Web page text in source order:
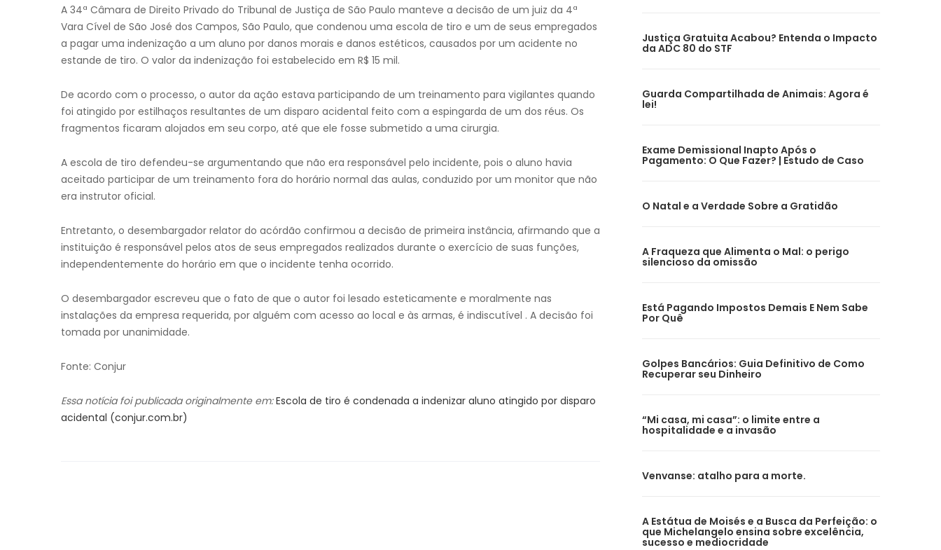
A 34ª Câmara de Direito Privado do Tribunal de Justiça de São Paulo manteve a decisão de um juiz da 4ª
Vara Cível de São José dos Campos, São Paulo, que condenou uma escola de tiro e um de seus empregados
a pagar uma indenização a um aluno por danos morais e danos estéticos, causados por um acidente no
estande de tiro. O valor da indenização foi estabelecido em R$ 15 mil.
De acordo com o processo, o autor da ação estava participando de um treinamento para vigilantes quando
foi atingido por estilhaços resultantes de um disparo acidental feito com a espingarda de um dos réus. Os
fragmentos ficaram alojados em seu corpo, até que ele fosse submetido a uma cirurgia.
A escola de tiro defendeu-se argumentando que não era responsável pelo incidente, pois o aluno havia
aceitado participar de um treinamento fora do horário normal das aulas, conduzido por um monitor que não
era instrutor oficial.
Entretanto, o desembargador relator do acórdão confirmou a decisão de primeira instância, afirmando que a
instituição é responsável pelos atos de seus empregados realizados durante o exercício de suas funções,
independentemente do horário em que o incidente tenha ocorrido.
O desembargador escreveu que o fato de que o autor foi lesado esteticamente e moralmente nas
instalações da empresa requerida, por alguém com acesso ao local e às armas, é indiscutível . A decisão foi
tomada por unanimidade.
Fonte: Conjur
Essa notícia foi publicada originalmente em: Escola de tiro é condenada a indenizar aluno atingido por disparo
acidental (conjur.com.br)
Justiça Gratuita Acabou? Entenda o Impacto
da ADC 80 do STF
Guarda Compartilhada de Animais: Agora é
lei!
Exame Demissional Inapto Após o
Pagamento: O Que Fazer? | Estudo de Caso
O Natal e a Verdade Sobre a Gratidão
A Fraqueza que Alimenta o Mal: o perigo
silencioso da omissão
Está Pagando Impostos Demais E Nem Sabe
Por Quê
Golpes Bancários: Guia Definitivo de Como
Recuperar seu Dinheiro
“Mi casa, mi casa”: o limite entre a
hospitalidade e a invasão
Venvanse: atalho para a morte.
A Estátua de Moisés e a Busca da Perfeição: o
que Michelangelo ensina sobre excelência,
sucesso e mediocridade